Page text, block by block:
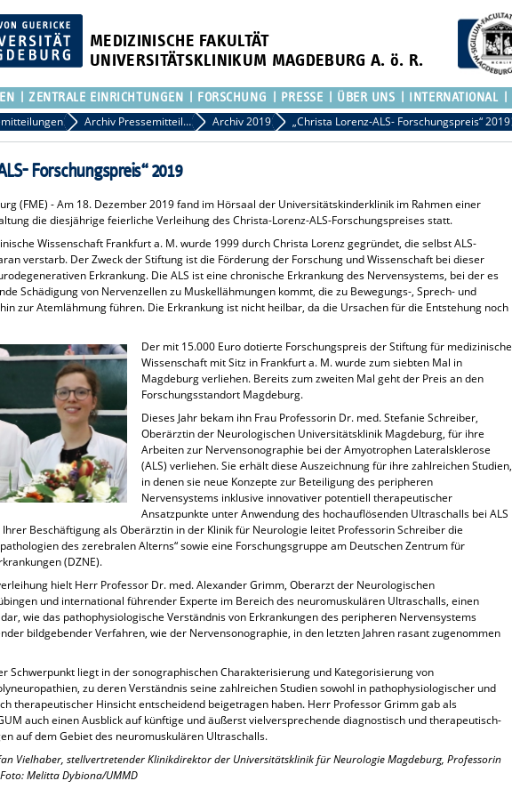
MEDIZINISCHE FAKULTÄT
UNIVERSITÄTSKLINIKUM MAGDEBURG A. ö. R.
ZENTRALE EINRICHTUNGEN FORSCHUNG PRESSE ÜBER UNS INTERNATIONAL
Archiv Pressemitteilungen Archiv 2019 „Christa Lorenz-ALS- Forschungspreis“ 2019
Forschungspreis“ 2019
(FME) - Am 18. Dezember 2019 fand im Hörsaal der Universitätskinderklinik im Rahmen einer
die diesjährige feierliche Verleihung des Christa-Lorenz-ALS-Forschungspreises statt.
Wissenschaft Frankfurt a. M. wurde 1999 durch Christa Lorenz gegründet, die selbst ALS-
verstarb. Der Zweck der Stiftung ist die Förderung der Forschung und Wissenschaft bei dieser
Erkrankung. Die ALS ist eine chronische Erkrankung des Nervensystems, bei der es
Schädigung von Nervenzellen zu Muskellähmungen kommt, die zu Bewegungs-, Sprech- und
zur Atemlähmung führen. Die Erkrankung ist nicht heilbar, da die Ursachen für die Entstehung noch
Der mit 15.000 Euro dotierte Forschungspreis der Stiftung für medizinische
Wissenschaft mit Sitz in Frankfurt a. M. wurde zum siebten Mal in
Magdeburg verliehen. Bereits zum zweiten Mal geht der Preis an den
Forschungsstandort Magdeburg.
Dieses Jahr bekam ihn Frau Professorin Dr. med. Stefanie Schreiber,
Oberärztin der Neurologischen Universitätsklinik Magdeburg, für ihre
Arbeiten zur Nervensonographie bei der Amyotrophen Lateralsklerose
(ALS) verliehen. Sie erhält diese Auszeichnung für ihre zahlreichen Studien,
in denen sie neue Konzepte zur Beteiligung des peripheren
Nervensystems inklusive innovativer potentiell therapeutischer
Ansatzpunkte unter Anwendung des hochauflösenden Ultraschalls bei ALS
Beschäftigung als Oberärztin in der Klinik für Neurologie leitet Professorin Schreiber die
des zerebralen Alterns“ sowie eine Forschungsgruppe am Deutschen Zentrum für
(DZNE).
hielt Herr Professor Dr. med. Alexander Grimm, Oberarzt der Neurologischen
und international führender Experte im Bereich des neuromuskulären Ultraschalls, einen
wie das pathophysiologische Verständnis von Erkrankungen des peripheren Nervensystems
bildgebender Verfahren, wie der Nervensonographie, in den letzten Jahren rasant zugenommen
Schwerpunkt liegt in der sonographischen Charakterisierung und Kategorisierung von
zu deren Verständnis seine zahlreichen Studien sowohl in pathophysiologischer und
therapeutischer Hinsicht entscheidend beigetragen haben. Herr Professor Grimm gab als
auch einen Ausblick auf künftige und äußerst vielversprechende diagnostisch und therapeutisch-
auf dem Gebiet des neuromuskulären Ultraschalls.
Vielhaber, stellvertretender Klinikdirektor der Universitätsklinik für Neurologie Magdeburg, Professorin
Foto: Melitta Dybiona/UMMD